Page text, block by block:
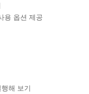
옵션 제공
해 보기